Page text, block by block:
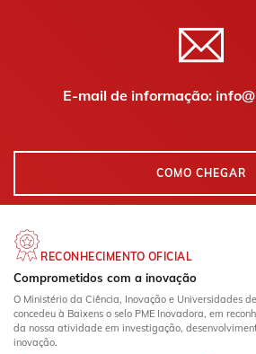
E-mail de informação:
COMO CHEGAR
RECONHECIMENTO OFICIAL
Comprometidos com a inovação
O Ministério da Ciência, Inovação e Universidades
concedeu à Baixens o selo PME Inovadora, em
da nossa atividade em investigação,
inovação.